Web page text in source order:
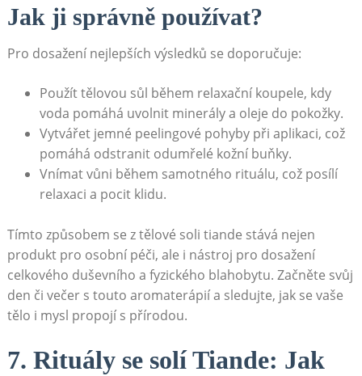
Jak ji správně používat?
Pro ​dosažení nejlepších výsledků se doporučuje:
Použít tělovou ​sůl‍ během relaxační koupele, kdy
voda pomáhá​ uvolnit minerály ⁣a oleje do pokožky.
Vytvářet ⁣jemné peelingové pohyby⁤ při aplikaci, což‌
pomáhá odstranit odumřelé kožní‌ buňky.
Vnímat vůni během samotného ⁤rituálu, což posílí
relaxaci a pocit klidu.
Tímto způsobem se z tělové soli ⁤tiande stává nejen
produkt⁣ pro ‍osobní⁤ péči,​ ale ‍i ⁤nástroj​ pro dosažení⁣
celkového duševního ⁣a fyzického blahobytu. Začněte svůj
den či večer s⁣ touto ​aromaterápií a ‌sledujte,‍ jak se vaše
tělo i ⁢mysl​ propojí s přírodou.
7. Rituály⁢ se⁤ solí Tiande:​ Jak